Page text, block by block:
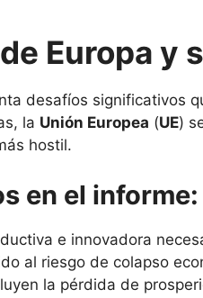
Europa y
desafíos significativos
la Unión Europea (UE)
hostil.
en el informe:
e innovadora
al riesgo de colapso
la pérdida de